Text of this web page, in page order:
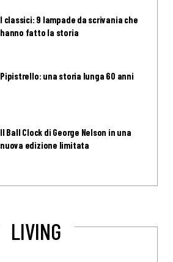
I classici: 9 lampade da scrivania che
hanno fatto la storia
Pipistrello: una storia lunga 60 anni
Il Ball Clock di George Nelson in una
nuova edizione limitata
LIVING